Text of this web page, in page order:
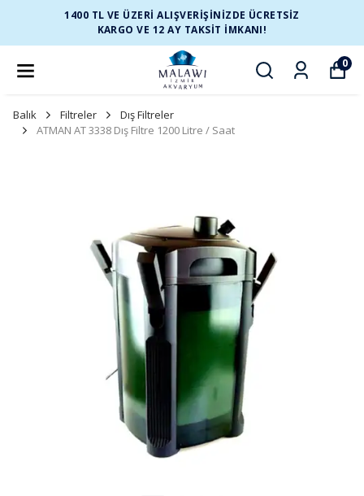
1400 TL VE ÜZERİ ALIŞVERİŞİNİZDE ÜCRETSİZ
KARGO VE 12 AY TAKSİT İMKANI!
0
Balık Filtreler
Dış Filtreler
ATMAN AT 3338 Dış Filtre 1200 Litre / Saat